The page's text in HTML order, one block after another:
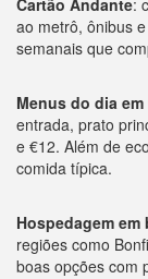
Cartão Andante:
ao metrô, ônibus
semanais que
Menus do dia
entrada, prato
e €12. Além de
comida típica.
Hospedagem
regiões como
boas opções com